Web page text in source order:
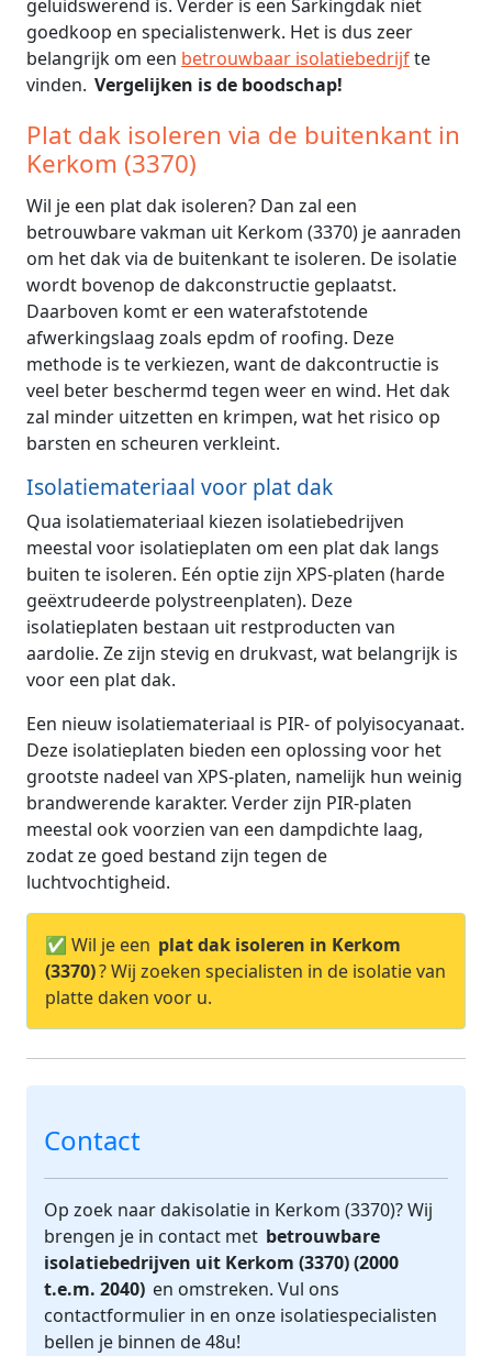
geluidswerend is. Verder is een Sarkingdak niet
goedkoop en specialistenwerk. Het is dus zeer
belangrijk om een betrouwbaar isolatiebedrijfte
vinden. Vergelijken is de boodschap!
Plat dak isoleren via de buitenkant in
Kerkom (3370)
Wil je een plat dak isoleren? Dan zal een
betrouwbare vakman uit Kerkom (3370) je aanraden
om het dak via de buitenkant te isoleren. De isolatie
wordt bovenop de dakconstructie geplaatst.
Daarboven komt er een waterafstotende
afwerkingslaag zoals epdm of roofing. Deze
methode is te verkiezen, want de dakcontructie is
veel beter beschermd tegen weer en wind. Het dak
zal minder uitzetten en krimpen, wat het risico op
barsten en scheuren verkleint.
Isolatiemateriaal voor plat dak
Qua isolatiemateriaal kiezen isolatiebedrijven
meestal voor isolatieplaten om een plat dak langs
buiten te isoleren. Eén optie zijn XPS-platen (harde
geëxtrudeerde polystreenplaten). Deze
isolatieplaten bestaan uit restproducten van
aardolie. Ze zijn stevig en drukvast, wat belangrijk is
voor een plat dak.
Een nieuw isolatiemateriaal is PIR- of polyisocyanaat.
Deze isolatieplaten bieden een oplossing voor het
grootste nadeel van XPS-platen, namelijk hun weinig
brandwerende karakter. Verder zijn PIR-platen
meestal ook voorzien van een dampdichte laag,
zodat ze goed bestand zijn tegen de
luchtvochtigheid.
✅ Wil je een plat dak isoleren in Kerkom
(3370)? Wij zoeken specialisten in de isolatie van
platte daken voor u.
Contact
Op zoek naar dakisolatie in Kerkom (3370)? Wij
brengen je in contact met betrouwbare
isolatiebedrijven uit Kerkom (3370) (2000
t.e.m. 2040) en omstreken. Vul ons
contactformulier in en onze isolatiespecialisten
bellen je binnen de 48u!